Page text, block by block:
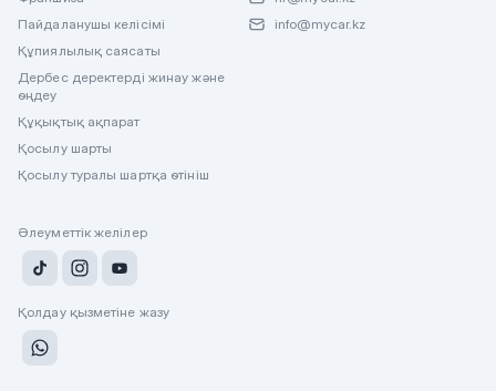
Пайдаланушы келісімі
Құпиялылық саясаты
Дербес деректерді жинау және
өңдеу
Құқықтық ақпарат
Қосылу шарты
Қосылу туралы шартқа өтініш
info@mycar.kz
Әлеуметтік желілер
Қолдау қызметіне жазу